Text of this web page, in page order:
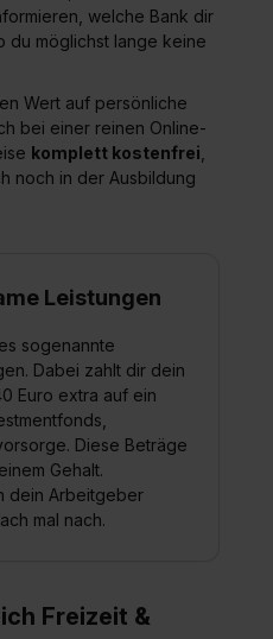
welche Bank dir
du möglichst lange keine
Wert auf persönliche
bei einer reinen Online-
komplett kostenfrei
noch in der Ausbildung
Leistungen
sogenannte
Dabei zahlt dir dein
Euro extra auf ein
Diese Beträge
Gehalt.
dein Arbeitgeber
mal nach.
Freizeit &